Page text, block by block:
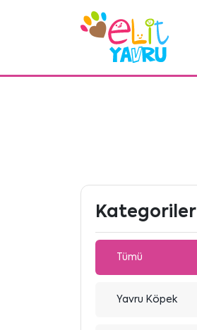
Kategoriler
Tümü
Yavru Köpek